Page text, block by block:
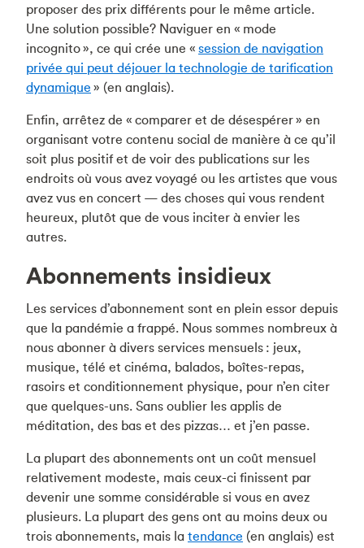
proposer des prix différents pour le même article.
Une solution possible? Naviguer en « mode
incognito », ce qui crée une « session de navigation
privée qui peut déjouer la technologie de tarification
dynamique » (en anglais).
Enfin, arrêtez de « comparer et de désespérer » en
organisant votre contenu social de manière à ce qu’il
soit plus positif et de voir des publications sur les
endroits où vous avez voyagé ou les artistes que vous
avez vus en concert — des choses qui vous rendent
heureux, plutôt que de vous inciter à envier les
autres.
Abonnements insidieux
Les services d’abonnement sont en plein essor depuis
que la pandémie a frappé. Nous sommes nombreux à
nous abonner à divers services mensuels : jeux,
musique, télé et cinéma, balados, boîtes-repas,
rasoirs et conditionnement physique, pour n’en citer
que quelques-uns. Sans oublier les applis de
méditation, des bas et des pizzas… et j’en passe.
La plupart des abonnements ont un coût mensuel
relativement modeste, mais ceux-ci finissent par
devenir une somme considérable si vous en avez
plusieurs. La plupart des gens ont au moins deux ou
trois abonnements, mais la tendance (en anglais) est